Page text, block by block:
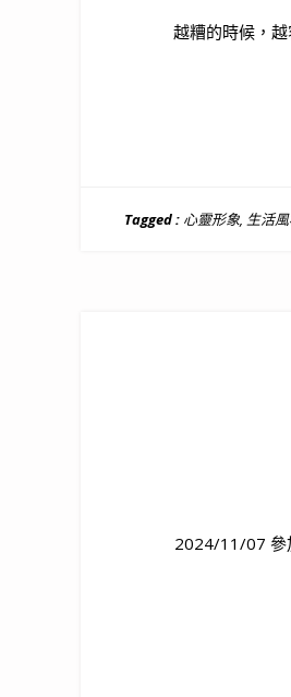
越糟的時候，
Tagged : 心靈形象, 生活
2024/11/07 參